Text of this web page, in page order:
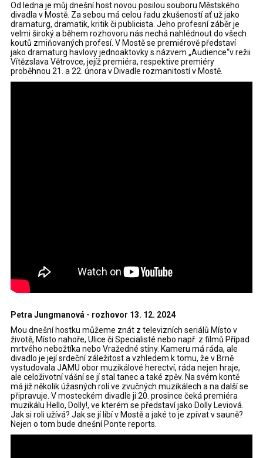
Od ledna je můj dnešní host novou posilou souboru Městského
divadla v Mostě. Za sebou má celou řadu zkušeností ať už jako
dramaturg, dramatik, kritik či publicista. Jeho profesní záběr je
velmi široký a během rozhovoru nás nechá nahlédnout do všech
koutů zmiňovaných profesí. V Mostě se premiérově představí
jako dramaturg havlovy jednoaktovky s názvem „Audience“v režii
Vítězslava Větrovce, jejíž premiéra, respektive premiéry
proběhnou 21. a 22. února v Divadle rozmanitostí v Mostě.
Petra Jungmanová - rozhovor 13. 12. 2024
Mou dnešní hostku můžeme znát z televizních seriálů Místo v
životě, Místo nahoře, Ulice či Specialisté nebo např. z filmů Případ
mrtvého nebožtíka nebo Vražedné stíny. Kameru má ráda, ale
divadlo je její srdeční záležitost a vzhledem k tomu, že v Brně
vystudovala JAMU obor muzikálové herectví, ráda nejen hraje,
ale celoživotní vášní se jí stal tanec a také zpěv. Na svém kontě
má již několik úžasných rolí ve zvučných muzikálech a na další se
připravuje. V mosteckém divadle ji 20. prosince čeká premiéra
muzikálu Hello, Dolly!, ve kterém se představí jako Dolly Leviová.
Jak si roli užívá? Jak se jí líbí v Mostě a jaké to je zpívat v sauně?
Nejen o tom bude dnešní Ponte reports.